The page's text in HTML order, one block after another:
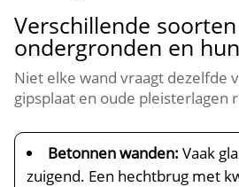
Verschillende soorten
ondergronden en
Niet elke wand vraagt dezelfde
gipsplaat en oude pleisterlagen
Betonnen wanden: Vaak
zuigend.​ Een hechtbrug met